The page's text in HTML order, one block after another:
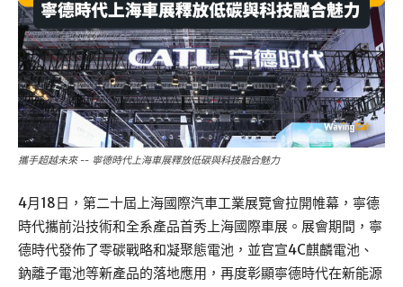
攜手超越未來 -- 寧德時代上海車展釋放低碳與科技融合魅力
4月18日，第二十屆上海國際汽車工業展覽會拉開帷幕，寧德
時代攜前沿技術和全系產品首秀上海國際車展。展會期間，寧
德時代發佈了零碳戰略和凝聚態電池，並官宣4C麒麟電池、
鈉離子電池等新產品的落地應用，再度彰顯寧德時代在新能源